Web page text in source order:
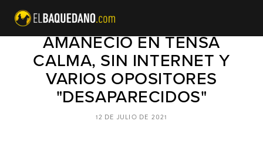
COMUNISMO CUBANO
AMANECIÓ EN TENSA
CALMA, SIN INTERNET Y
VARIOS OPOSITORES
"DESAPARECIDOS"
12 DE JULIO DE 2021